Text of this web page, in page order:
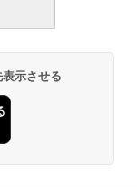
示させる